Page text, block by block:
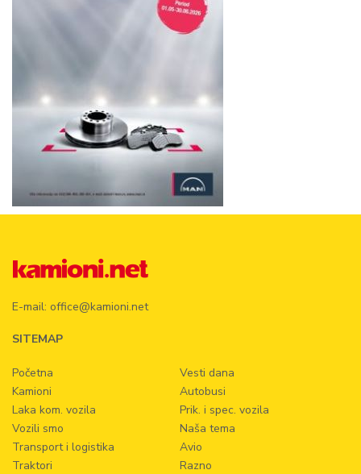
E-mail: office@kamioni.net
SITEMAP
Početna
Vesti dana
Kamioni
Autobusi
Laka kom. vozila
Prik. i spec. vozila
Vozili smo
Naša tema
Transport i logistika
Avio
Traktori
Razno